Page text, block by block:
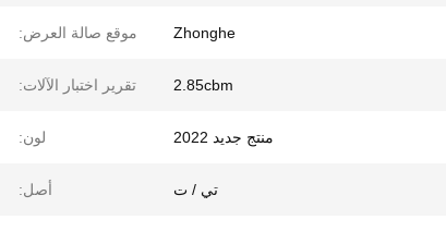
Zhonghe موقع صالة العرض:
2.85cbm تقرير اختبار الآلات:
منتج جديد 2022 لون:
تي / ت أصل: